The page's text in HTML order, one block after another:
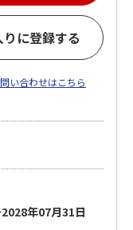
に登録する
い合わせはこちら
年07月31日